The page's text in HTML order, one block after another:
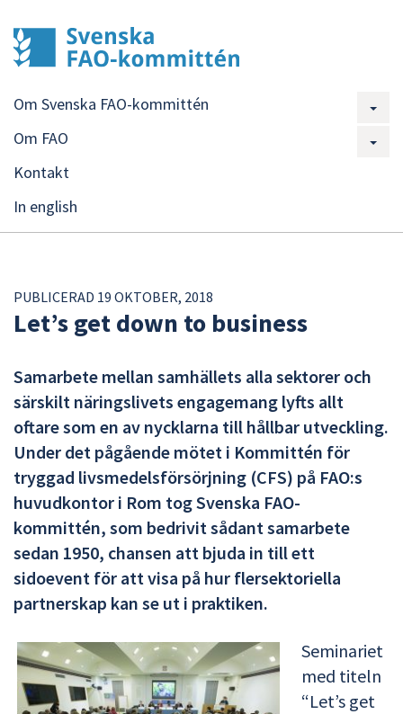
Om Svenska FAO-kommittén
Om FAO
Kontakt
In english
PUBLICERAD 19 OKTOBER, 2018
Let’s get down to business
Samarbete mellan samhällets alla sektorer och
särskilt näringslivets engagemang lyfts allt
oftare som en av nycklarna till hållbar utveckling.
Under det pågående mötet i Kommittén för
tryggad livsmedelsförsörjning (CFS) på FAO:s
huvudkontor i Rom tog Svenska FAO-
kommittén, som bedrivit sådant samarbete
sedan 1950, chansen att bjuda in till ett
sidoevent för att visa på hur flersektoriella
partnerskap kan se ut i praktiken.
Seminariet
med titeln
“Let’s get